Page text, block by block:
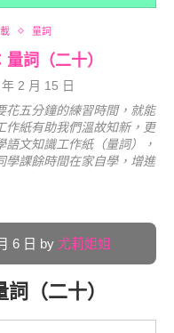
量詞
詞（二十）
2 月 15 日
花五分鐘的練習時間，就能
作紙有助我們溫故知新，更
文知識工作紙（量詞），
學課餘時間在家自學，增進
6 日 by 尤莉姐姐
（二十）